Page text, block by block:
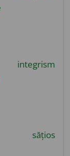
integrism
sățios